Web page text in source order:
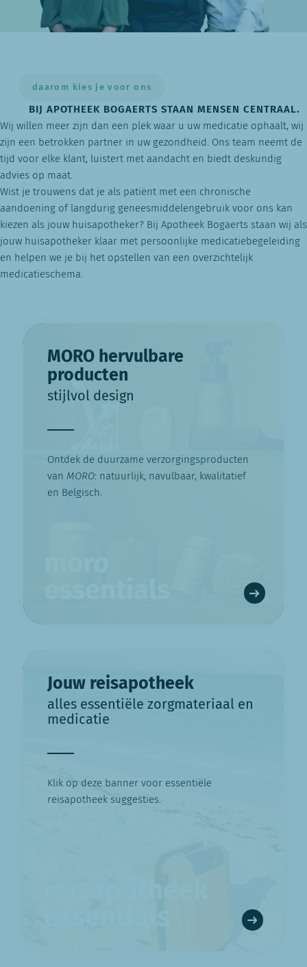
daarom kies je voor ons
BIJ APOTHEEK BOGAERTS STAAN MENSEN CENTRAAL.
Wij willen meer zijn dan een plek waar u uw medicatie ophaalt, wij
zijn een betrokken partner in uw gezondheid. Ons team neemt de
tijd voor elke klant, luistert met aandacht en biedt deskundig
advies op maat.
Wist je trouwens dat je als patiënt met een chronische
aandoening of langdurig geneesmiddelengebruik voor ons kan
kiezen als jouw huisapotheker? Bij Apotheek Bogaerts staan wij als
jouw huisapotheker klaar met persoonlijke medicatiebegeleiding
en helpen we je bij het opstellen van een overzichtelijk
medicatieschema.
MORO hervulbare
producten
stijlvol design
Ontdek de duurzame verzorgingsproducten
van MORO: natuurlijk, navulbaar, kwalitatief
en Belgisch.
Jouw reisapotheek
alles essentiële zorgmateriaal en
medicatie
Klik op deze banner voor essentiële
reisapotheek suggesties.